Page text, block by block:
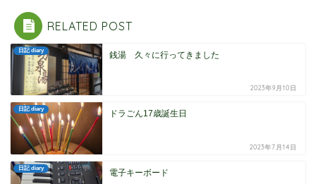
RELATED POST
日記 diary 銭湯 久々に行ってきました
2023年9月10日
日記 diary ドラごん17歳誕生日
2023年7月14日
日記 diary 電子キーボード